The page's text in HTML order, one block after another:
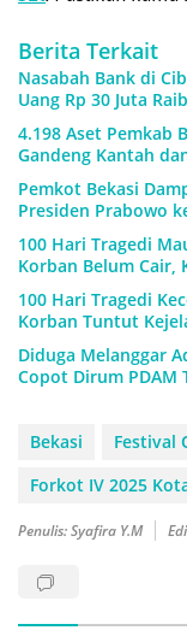
Berita Terkait
Nasabah Bank di
Uang Rp 30 Juta Raib
4.198 Aset Pemkab
Gandeng Kantah
Pemkot Bekasi
Presiden Prabowo
100 Hari Tragedi
Korban Belum Cair,
100 Hari Tragedi
Korban Tuntut
Diduga Melanggar
Copot Dirum PDAM
Bekasi
Festival
Forkot IV 2025
Penulis: Syafira Y.M